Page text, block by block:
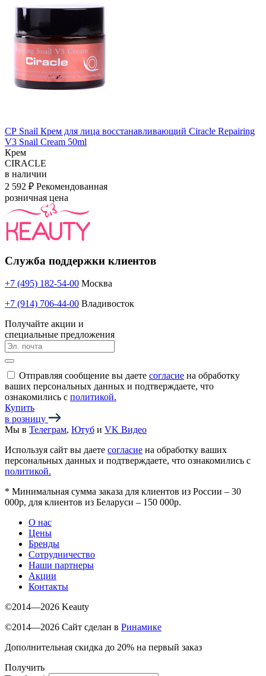
СР Snail Крем для лица восстанавливающий Ciracle Repairing
V3 Snail Cream 50ml
Крем
CIRACLE
в наличии
2 592 ₽ Рекомендованная
розничная цена
Служба поддержки клиентов
+7 (495) 182-54-00 Москва
+7 (914) 706-44-00 Владивосток
Получайте акции и
специальные предложения
Отправляя сообщение вы даете согласие на обработку
ваших персональных данных и подтверждаете, что
ознакомились с политикой.
Купить
в розницу
Мы в Телеграм, Ютуб и VK Видео
Используя сайт вы даете согласие на обработку ваших
персональных данных и подтверждаете, что ознакомились с
политикой.
* Минимальная сумма заказа для клиентов из России – 30
000р, для клиентов из Беларуси – 150 000р.
О нас
Цены
Бренды
Сотрудничество
Наши партнеры
Акции
Контакты
©2014—2026 Keauty
©2014—2026 Сайт сделан в Ринамике
Дополнительная скидка до 20% на первый заказ
Получить